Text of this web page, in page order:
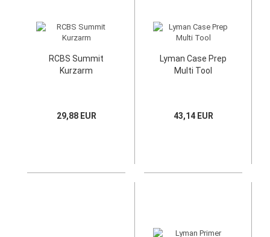
RCBS Summit
Kurzarm
29,88 EUR
Lyman Case Prep
Multi Tool
43,14 EUR